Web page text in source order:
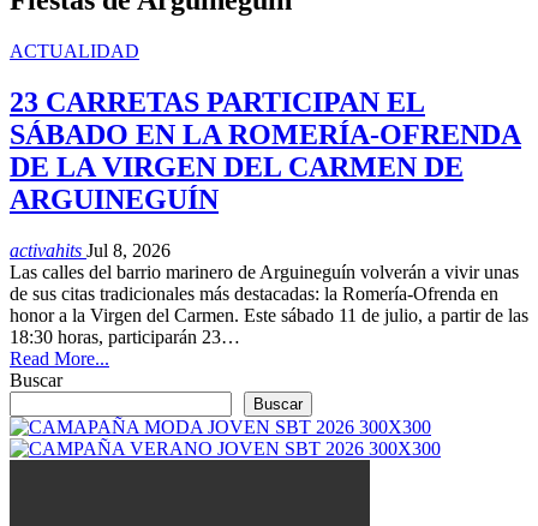
ACTUALIDAD
23 CARRETAS PARTICIPAN EL
SÁBADO EN LA ROMERÍA-OFRENDA
DE LA VIRGEN DEL CARMEN DE
ARGUINEGUÍN
activahits Jul 8, 2026
Las calles del barrio marinero de Arguineguín volverán a vivir unas
de sus citas tradicionales más destacadas: la Romería-Ofrenda en
honor a la Virgen del Carmen. Este sábado 11 de julio, a partir de las
18:30 horas, participarán 23…
Read More...
Buscar
Buscar